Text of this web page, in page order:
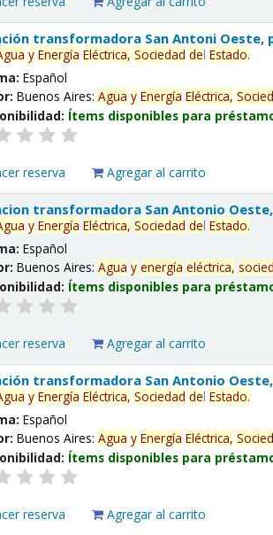
transformadora San Antoni Oeste,
y Energía Eléctrica, Sociedad delEstado.
Español
Buenos Aires:Agua y Energía Eléctrica,
Ítems disponibles para
reserva Agregar al carrito
transformadora San Antonio
y Energía Eléctrica, Sociedad delEstado.
Español
Buenos Aires:Agua y energía eléctrica,
Ítems disponibles para
reserva Agregar al carrito
transformadora San Antonio
y Energía Eléctrica, Sociedad delEstado.
Español
Buenos Aires:Agua y Energía Eléctrica,
Ítems disponibles para
reserva Agregar al carrito